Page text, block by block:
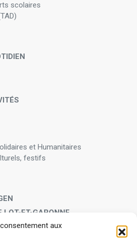
aux
scolaires
et Humanitaires
festifs
LOT-ET-GARONNE